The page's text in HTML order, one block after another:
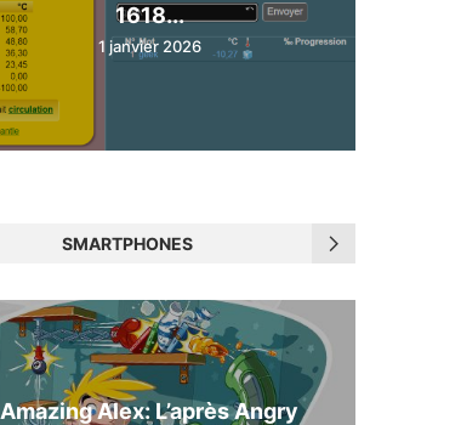
1618...
1 janvier 2026
SMARTPHONES
Amazing Alex: L’après Angry